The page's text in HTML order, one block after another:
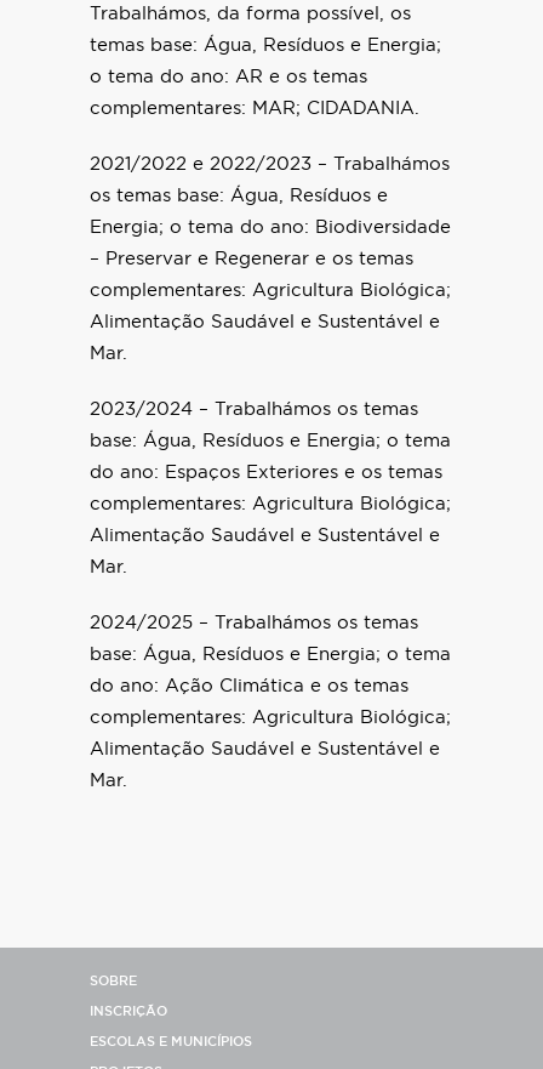
Trabalhámos, da forma possível, os
temas base: Água, Resíduos e Energia;
o tema do ano: AR e os temas
complementares: MAR; CIDADANIA.
2021/2022 e 2022/2023 – Trabalhámos
os temas base: Água, Resíduos e
Energia; o tema do ano: Biodiversidade
– Preservar e Regenerar e os temas
complementares: Agricultura Biológica;
Alimentação Saudável e Sustentável e
Mar.
2023/2024 – Trabalhámos os temas
base: Água, Resíduos e Energia; o tema
do ano: Espaços Exteriores e os temas
complementares: Agricultura Biológica;
Alimentação Saudável e Sustentável e
Mar.
2024/2025 – Trabalhámos os temas
base: Água, Resíduos e Energia; o tema
do ano: Ação Climática e os temas
complementares: Agricultura Biológica;
Alimentação Saudável e Sustentável e
Mar.
SOBRE
INSCRIÇÃO
ESCOLAS E MUNICÍPIOS